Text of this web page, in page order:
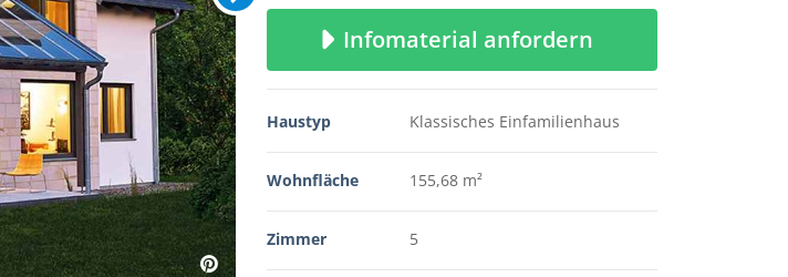
Infomaterial anfordern
Haustyp Klassisches Einfamilienhaus
Wohnfläche 155,68 m²
Zimmer 5